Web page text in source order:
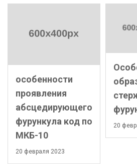
особенности
проявления
абсцедирующего
фурункула код по
МКБ-10
20 февраля 2023
20